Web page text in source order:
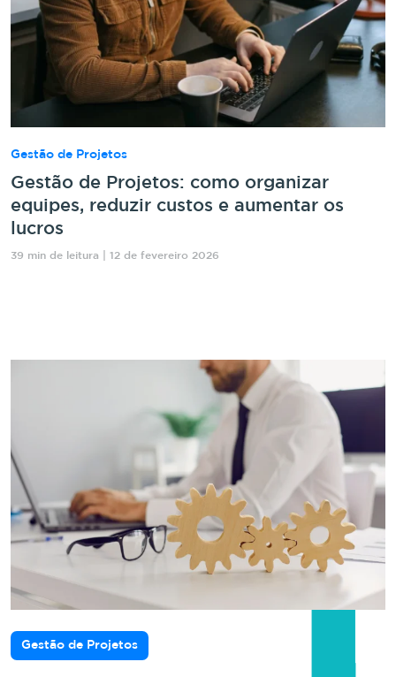
Gestão de Projetos
Gestão de Projetos: como organizar
equipes, reduzir custos e aumentar os
lucros
39 min de leitura | 12 de fevereiro 2026
Gestão de Projetos